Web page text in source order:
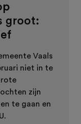
groot:
Vaals
niet in te
zijn
te gaan en